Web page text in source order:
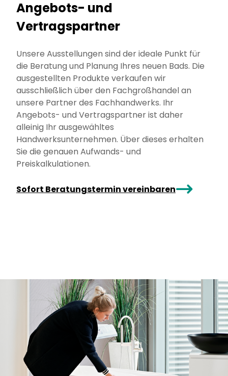
Angebots- und
Vertragspartner
Unsere Ausstellungen sind der ideale Punkt für
die Beratung und Planung Ihres neuen Bads. Die
ausgestellten Produkte verkaufen wir
ausschließlich über den Fachgroßhandel an
unsere Partner des Fachhandwerks. Ihr
Angebots- und Vertragspartner ist daher
alleinig Ihr ausgewähltes
Handwerksunternehmen. Über dieses erhalten
Sie die genauen Aufwands- und
Preiskalkulationen.
Sofort Beratungstermin vereinbarenarrowRight